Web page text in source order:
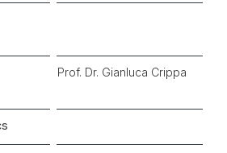
Prof. Dr. Gianluca Crippa